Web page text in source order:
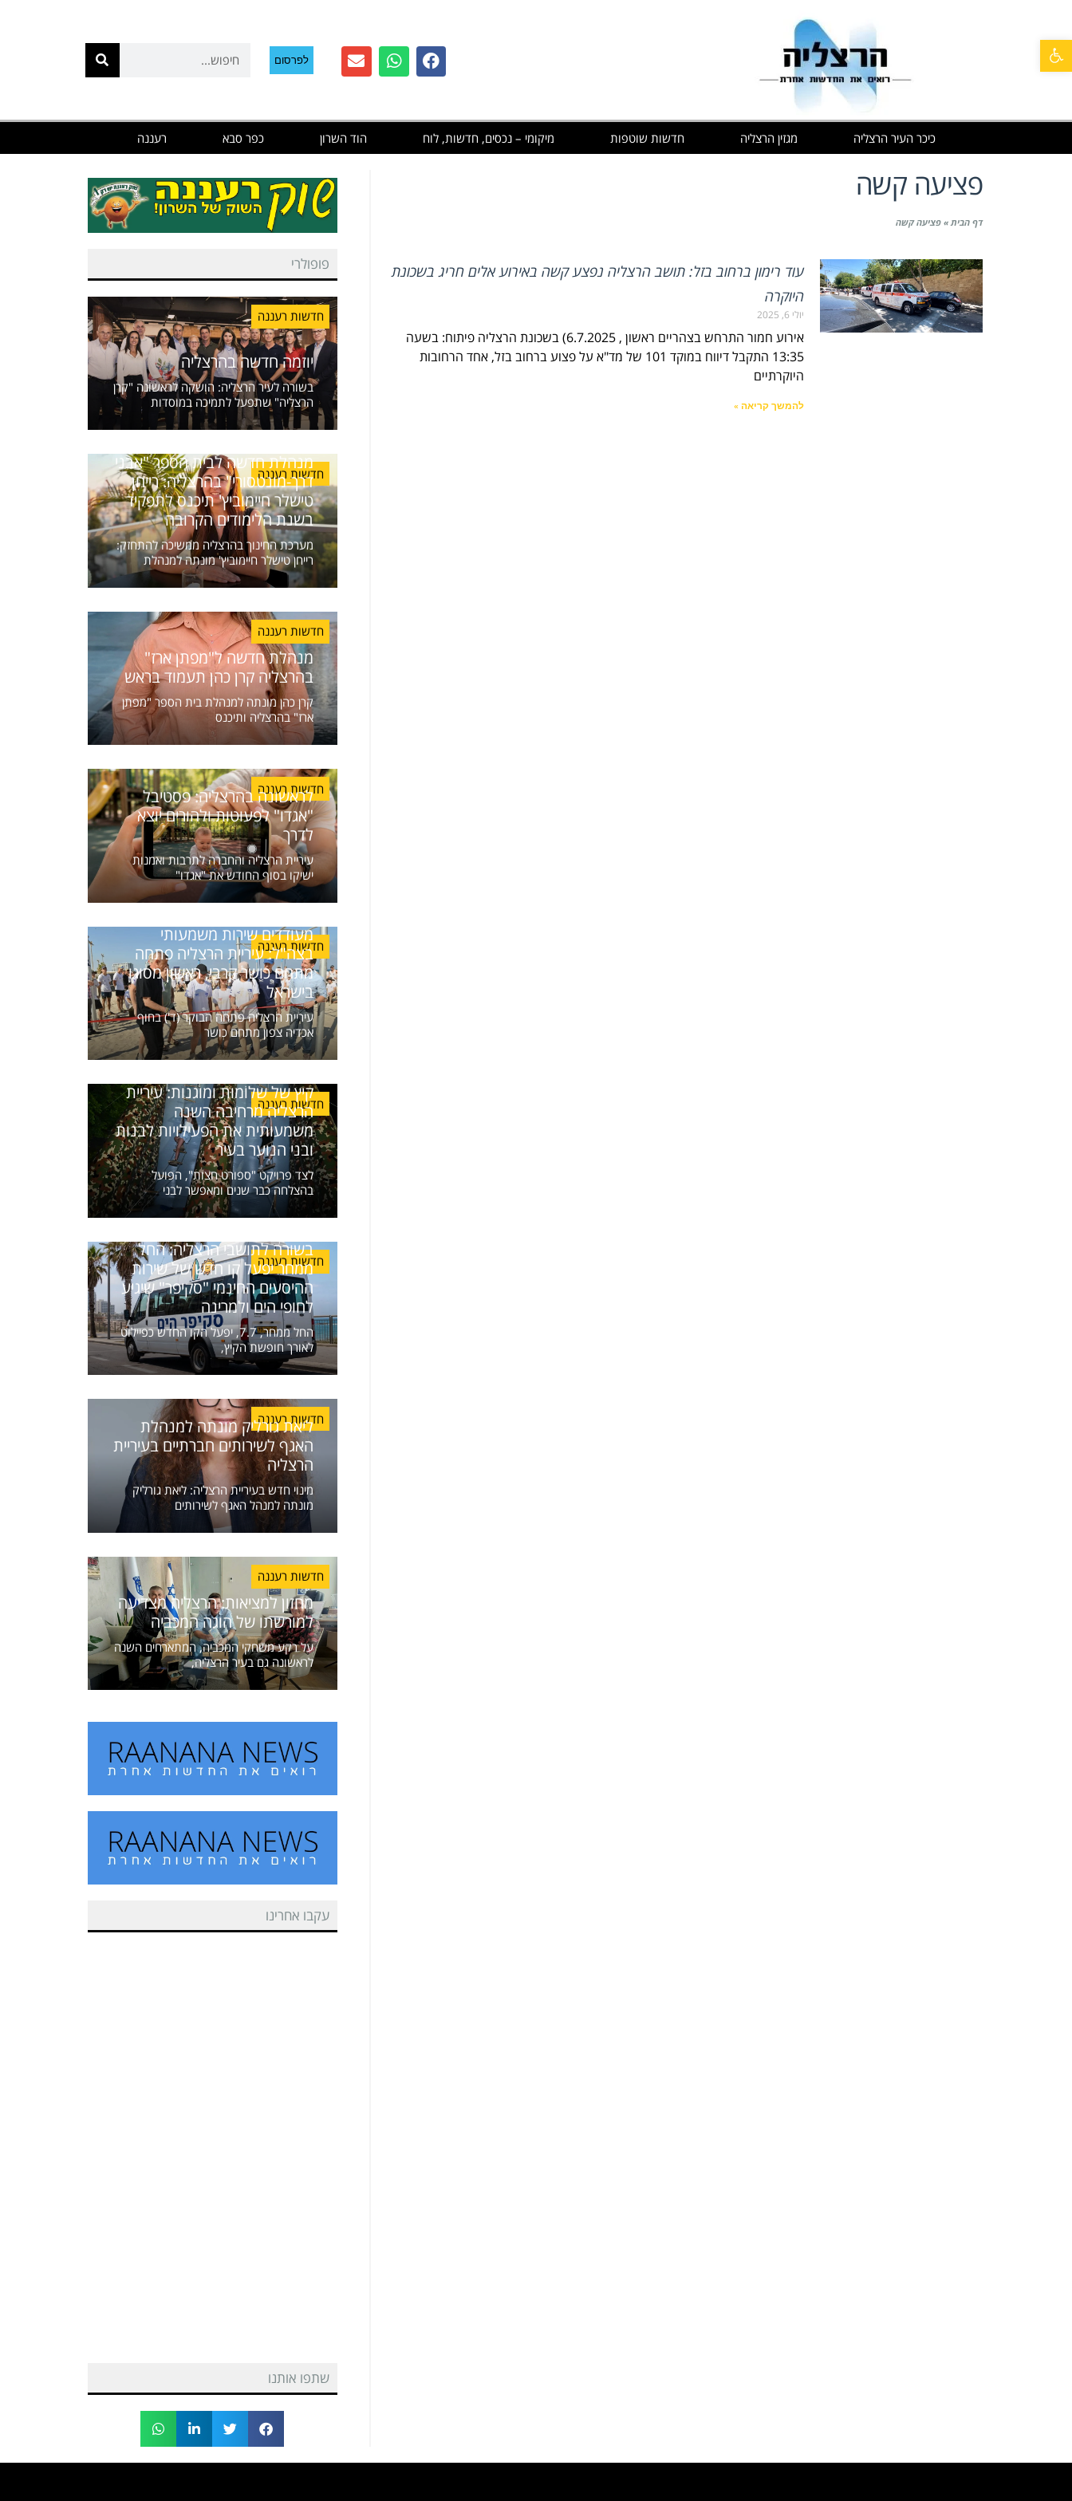
לפרסום
כיכר העיר הרצליה מגזין הרצליה חדשות שוטפות מיקומי – נכסים, חדשות, לוח הוד השרון כפר סבא רעננה
פציעה קשה
דף הבית» פציעה קשה
עוד רימון ברחוב בזל: תושב הרצליה נפצע קשה באירוע אלים חריג בשכונת
היוקרה
יולי 6, 2025
אירוע חמור התרחש בצהריים ראשון , 6.7.2025) בשכונת הרצליה פיתוח: בשעה
13:35 התקבל דיווח במוקד 101 של מד"א על פצוע ברחוב בזל, אחד הרחובות
היוקרתיים
להמשך קריאה »
פופולרי
חדשות רעננה
יוזמה חדשה בהרצליה
בשורה לעיר הרצליה: הושקה לראשונה "קרן
הרצליה" שתפעל לתמיכה במוסדות
חדשות רעננה
מנהלת חדשה לבית הספר "אבני
דרך-מונטסורי" בהרצליה: רייחן
טישלר חיימוביץ' תיכנס לתפקיד
בשנת הלימודים הקרובה
מערכת החינוך בהרצליה ממשיכה להתחזק:
רייחן טישלר חיימוביץ' מונתה למנהלת
חדשות רעננה
מנהלת חדשה ל"מפתן ארז"
בהרצליה קרן כהן תעמוד בראש
קרן כהן מונתה למנהלת בית הספר "מפתן
ארז" בהרצליה ותיכנס
חדשות רעננה
לראשונה בהרצליה: פסטיבל
"אגדו" לפעוטות ולהורים יוצא
לדרך
עיריית הרצליה והחברה לתרבות ואמנות
ישיקו בסוף החודש את "אגדו"
חדשות רעננה
מעודדים שירות משמעותי
בצה"ל: עיריית הרצליה פתחה
מתחם כושר קרבי, ראשון מסוגו
בישראל
עיריית הרצליה פתחה הבוקר (ד') בחוף
אכדיה צפון מתחם כושר
חדשות רעננה
קיץ של שלוֹמוּת ומוגנות: עיריית
הרצליה מרחיבה השנה
משמעותית את הפעילויות לבנות
ובני הנוער בעיר
לצד פרויקט "ספורט חצות", הפועל
בהצלחה כבר שנים ומאפשר לבני
חדשות רעננה
בשורה לתושבי הרצליה: החל
ממחר יפעל קו חדש של שירות
ההיסעים החינמי "סקיפר" שיגיע
לחופי הים ולמרינה
החל ממחר, 7.7, יפעל הקו החדש כפיילוט
לאורך חופשת הקיץ,
חדשות רעננה
ליאת גורליק מונתה למנהלת
האגף לשירותים חברתיים בעיריית
הרצליה
מינוי חדש בעיריית הרצליה: ליאת גורליק
מונתה למנהל האגף לשירותים
חדשות רעננה
מחזון למציאות: הרצליה מצדיעה
למורשתו של הוגה המכביה
על רקע משחקי המכביה, המתארחים השנה
לראשונה גם בעיר הרצליה,
עקבו אחרינו
שתפו אותנו
פתח סרגל נגישות